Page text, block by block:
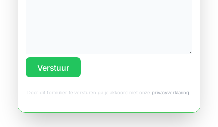
Verstuur
Door dit formulier te versturen ga je akkoord met onze privacyverklaring.